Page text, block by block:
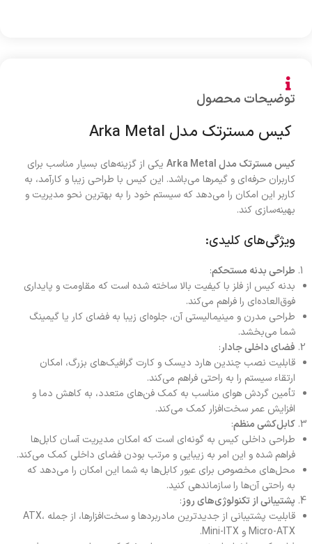
توضیحات محصول
کیس مسترتک مدل Arka Metal
کیس مسترتک مدل Arka Metal
یکی از گزینه‌های بسیار مناسب برای
کاربران حرفه‌ای و گیمرها می‌باشد. این کیس با طراحی زیبا و کارآمد، به
کاربر این امکان را می‌دهد که سیستم خود را به بهترین نحو مدیریت و
بهینه‌سازی کند.
ویژگی‌های کلیدی:
طراحی بدنه مستحکم:
بدنه کیس از فلز با کیفیت بالا ساخته شده است که مقاومت و پایداری
فوق‌العاده‌ای را فراهم می‌کند.
طراحی مدرن و مینیمالیستی آن، جلوه‌ای زیبا به فضای کار یا گیمینگ
شما می‌بخشد.
فضای داخلی جادار:
قابلیت نصب چندین هارد دیسک و کارت گرافیک‌های بزرگ، امکان
ارتقاء سیستم را به راحتی فراهم می‌کند.
تأمین گردش هوای مناسب به کمک فن‌های متعدد، به کاهش دما و
افزایش عمر سخت‌افزار کمک می‌کند.
کابل‌کشی منظم:
طراحی داخلی کیس به گونه‌ای است که امکان مدیریت آسان کابل‌ها
فراهم شده و این امر به زیبایی و مرتب بودن فضای داخلی کمک می‌کند.
محل‌های مخصوص برای عبور کابل‌ها به شما این امکان را می‌دهد که
به راحتی آن‌ها را سازماندهی کنید.
پشتیبانی از تکنولوژی‌های روز:
قابلیت پشتیبانی از جدیدترین مادربردها و سخت‌افزارها، از جمله ATX،
Micro-ATX و Mini-ITX.